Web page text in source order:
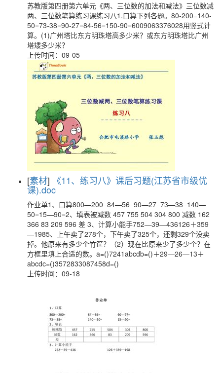
苏教版第四册第六单元《两、三位数的加法和减法》三位数减
两、三位数笔算练习课练习八1.口算下列各题。80-200=140-
50=73-38=90-27=84-56=150-90=6009063376028用竖式计
算。(1)广州塔比东方明珠塔高多少米？或东方明珠塔比广州
塔矮多少米？
上传时间：09-05
[素材] 《11、练习八》课后习题(江苏省市级优
课).doc
作业单1、口算800—200=84—56=90—27=73—38=140—
50=15—90=2、填表被减数 457 755 504 304 800 减数 162
366 83 209 596 差 3、计算小能手752—39—436126＋359
—1985、上午卖了278个，下午卖了325个，还剩329个没卖
掉。他原来有多少个竹筐？（2）现在比原来少了多少个？在
方框里填上合适的数。a=()7241abcdb=()＋29—26—13＋
abcdc=()3572833087458d=()
上传时间：09-18